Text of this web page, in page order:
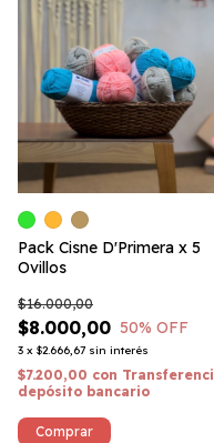
Pack Cisne D'Primera x 5
Ovillos
$8.000,00
$16.000,00
50% OFF
3 x $2.666,67 sin interés
$7.200,00 con
depósito bancario
Comprar